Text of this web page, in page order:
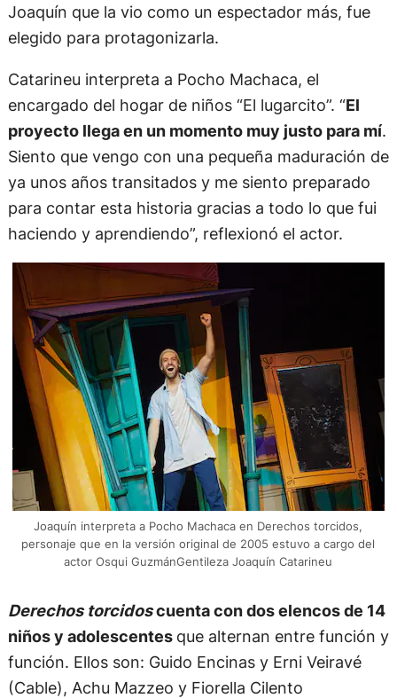
Joaquín que la vio como un espectador más, fue
elegido para protagonizarla.
Catarineu interpreta a Pocho Machaca, el
encargado del hogar de niños “El lugarcito”. “El
proyecto llega en un momento muy justo para mí.
Siento que vengo con una pequeña maduración de
ya unos años transitados y me siento preparado
para contar esta historia gracias a todo lo que fui
haciendo y aprendiendo”, reflexionó el actor.
Joaquín interpreta a Pocho Machaca en Derechos torcidos,
personaje que en la versión original de 2005 estuvo a cargo del
actor Osqui GuzmánGentileza Joaquín Catarineu
Derechos torcidoscuenta con dos elencos de 14
niños y adolescentes que alternan entre función y
función. Ellos son: Guido Encinas y Erni Veiravé
(Cable), Achu Mazzeo y Fiorella Cilento